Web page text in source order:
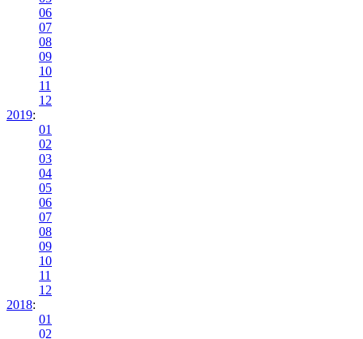
06
07
08
09
10
11
12
2019:
01
02
03
04
05
06
07
08
09
10
11
12
2018:
01
02